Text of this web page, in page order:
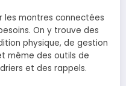
les montres connectées
On y trouve des
physique, de gestion
même des outils de
et des rappels.